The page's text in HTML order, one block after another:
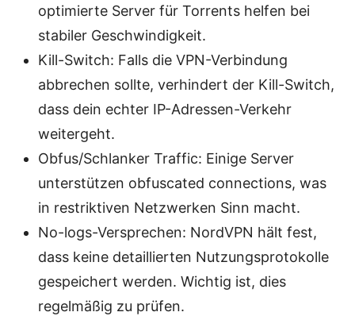
optimierte Server für Torrents helfen bei
stabiler Geschwindigkeit.
Kill-Switch: Falls die VPN-Verbindung
abbrechen sollte, verhindert der Kill-Switch,
dass dein echter IP-Adressen-Verkehr
weitergeht.
Obfus/Schlanker Traffic: Einige Server
unterstützen obfuscated connections, was
in restriktiven Netzwerken Sinn macht.
No-logs-Versprechen: NordVPN hält fest,
dass keine detaillierten Nutzungsprotokolle
gespeichert werden. Wichtig ist, dies
regelmäßig zu prüfen.